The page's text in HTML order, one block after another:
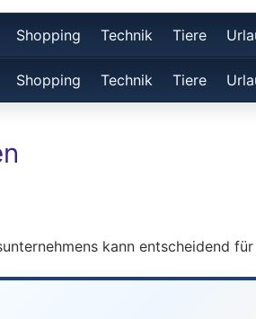
Shopping Technik Tiere
Shopping Technik Tiere
kann entscheidend